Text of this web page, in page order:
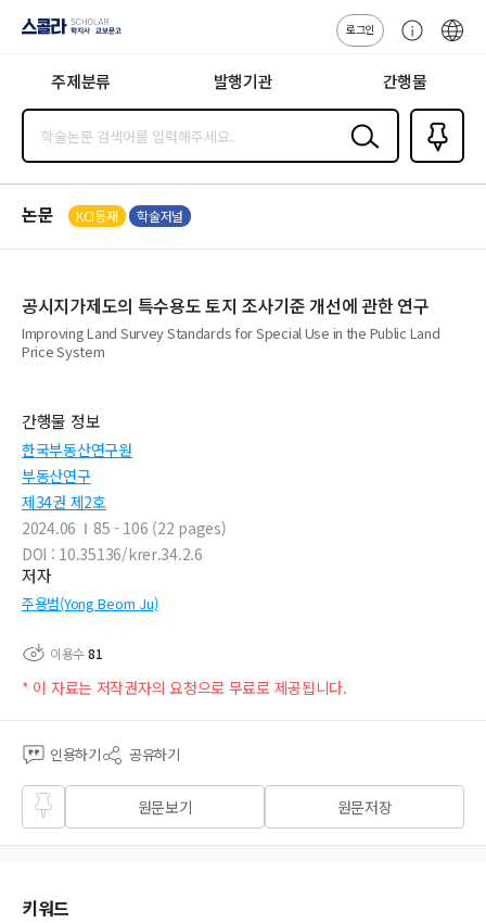
지사·교보문고
로그인
센
주제분류 발행기관 간행물
검색
즐겨찾
기0
논문 KCI등재 학술저널
공시지가제도의 특수용도 토지 조사기준 개선에 관한 연구
Improving Land Survey Standards for Special Use in the Public Land
Price System
간행물 정보
한국부동산연구원
부동산연구
제34권 제2호
2024.06
85 - 106 (22 pages)
DOI : 10.35136/krer.34.2.6
저자
주용범(Yong Beom Ju)
이용수81
* 이 자료는 저작권자의 요청으로 무료로 제공됩니다.
인용하기 공유하기
즐겨
찾기
원문보기 원문저장
키워드